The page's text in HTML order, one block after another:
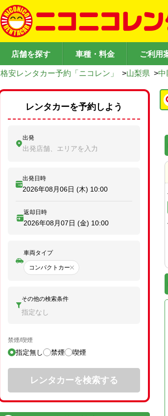
店舗を探す 車種・料金 ご利用
格安レンタカー予約「ニコレン」 >山梨県 >中
レンタカーを予約しよう
出発
出発店舗、エリアを入力
出発日時
2026年08月06日 (木) 10:00
返却日時
2026年08月07日 (金) 10:00
車両タイプ
コンパクトカー
その他の検索条件
指定なし
禁煙/喫煙
指定無し 禁煙 喫煙
レンタカーを検索する